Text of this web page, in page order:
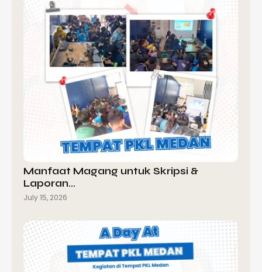
Manfaat Magang untuk Skripsi &
Laporan…
July 15, 2026